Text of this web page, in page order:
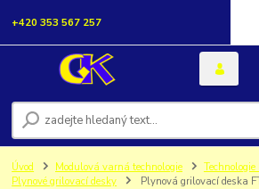
+420 353 567 257
Úvod Modulová varná technologie
Plynové grilovací desky
Plynová grilovací deska